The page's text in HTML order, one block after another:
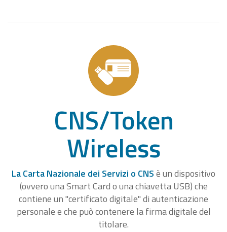
CNS/Token
Wireless
La Carta Nazionale dei Servizi o CNSè un dispositivo
(ovvero una Smart Card o una chiavetta USB) che
contiene un "certificato digitale" di autenticazione
personale e che può contenere la firma digitale del
titolare.